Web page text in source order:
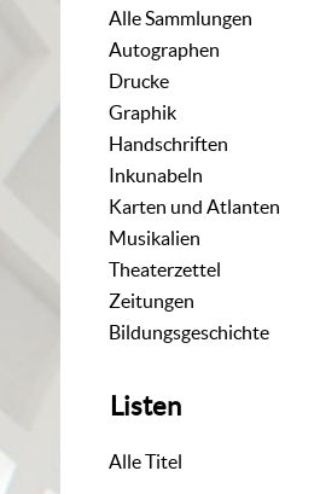
Alle Sammlungen
Autographen
Drucke
Graphik
Handschriften
Inkunabeln
Karten und Atlanten
Musikalien
Theaterzettel
Zeitungen
Bildungsgeschichte
Listen
Alle Titel